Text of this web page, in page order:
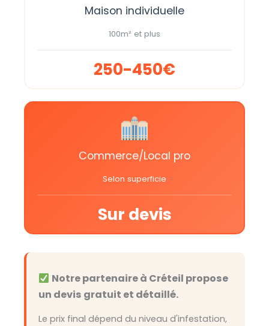
Maison individuelle
100m² et plus
250-450€
Commerce/Local pro
Selon superficie
Sur devis
Notre partenaire à Créteil propose
un devis gratuit et détaillé.
Le prix final dépend du niveau d'infestation,